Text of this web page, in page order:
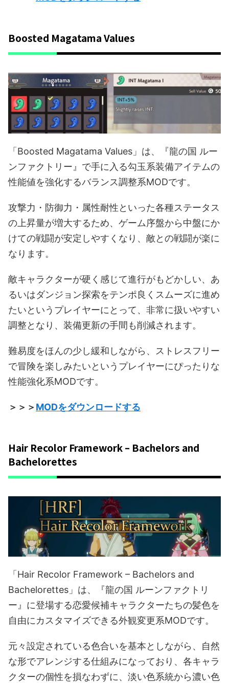
Boosted Magatama Values
「Boosted Magatama Values」は、『龍の国 ルー
ンファクトリー』で手に入る勾玉系装備アイテムの
性能値を強化するバランス調整系MODです。
攻撃力・防御力・属性耐性といった各種ステータス
の上昇量が増大するため、ゲーム序盤から中盤にか
けての戦闘が安定しやすくなり、敵との戦闘が楽に
なります。
敵キャラクターが硬く感じて進行がもどかしい、あ
るいはダンジョン探索をテンポ良くスムーズに進め
たいというプレイヤーにとって、非常に扱いやすい
調整となり、装備更新の手間も削減されます。
難易度をほんの少し緩和しながら、ストレスフリー
で冒険を楽しみたいというプレイヤーにぴったりな
性能強化系MODです。
＞＞＞MODをダウンロードする
Hair Recolor Framework – Bachelors and
Bachelorettes
「Hair Recolor Framework – Bachelors and
Bachelorettes」は、『龍の国 ルーンファクトリ
ー』に登場する恋愛候補キャラクターたちの髪色を
自由にカスタマイズできる外観変更系MODです。
元々設定されている色合いを基本としながら、自然
な形でアレンジする仕組みになっており、各キャラ
クターの個性を損なわずに、淡い色系統から濃い色